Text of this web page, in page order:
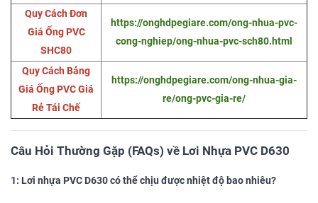
Quy Cách Đơn
Giá Ống PVC
SHC80
https://onghdpegiare.com/ong-nhua-pvc-
cong-nghiep/ong-nhua-pvc-sch80.html
Quy Cách Bảng
Giá Ống PVC Giá
Rẻ Tái Chế
https://onghdpegiare.com/ong-nhua-gia-
re/ong-pvc-gia-re/
Câu Hỏi Thường Gặp (FAQs) về Lơi Nhựa PVC D630
1: Lơi nhựa PVC D630 có thể chịu được nhiệt độ bao nhiêu?